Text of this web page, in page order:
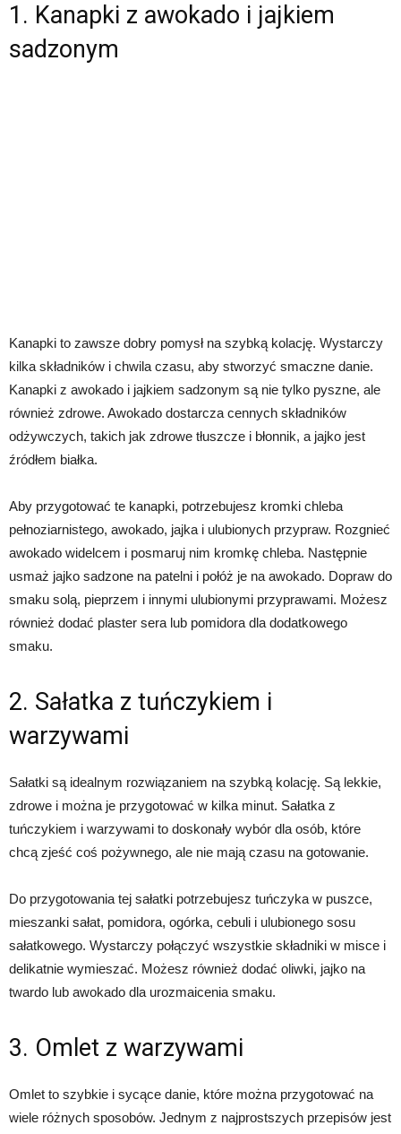
1. Kanapki z awokado i jajkiem
sadzonym
Kanapki to zawsze dobry pomysł na szybką kolację. Wystarczy
kilka składników i chwila czasu, aby stworzyć smaczne danie.
Kanapki z awokado i jajkiem sadzonym są nie tylko pyszne, ale
również zdrowe. Awokado dostarcza cennych składników
odżywczych, takich jak zdrowe tłuszcze i błonnik, a jajko jest
źródłem białka.
Aby przygotować te kanapki, potrzebujesz kromki chleba
pełnoziarnistego, awokado, jajka i ulubionych przypraw. Rozgnieć
awokado widelcem i posmaruj nim kromkę chleba. Następnie
usmaż jajko sadzone na patelni i połóż je na awokado. Dopraw do
smaku solą, pieprzem i innymi ulubionymi przyprawami. Możesz
również dodać plaster sera lub pomidora dla dodatkowego
smaku.
2. Sałatka z tuńczykiem i
warzywami
Sałatki są idealnym rozwiązaniem na szybką kolację. Są lekkie,
zdrowe i można je przygotować w kilka minut. Sałatka z
tuńczykiem i warzywami to doskonały wybór dla osób, które
chcą zjeść coś pożywnego, ale nie mają czasu na gotowanie.
Do przygotowania tej sałatki potrzebujesz tuńczyka w puszce,
mieszanki sałat, pomidora, ogórka, cebuli i ulubionego sosu
sałatkowego. Wystarczy połączyć wszystkie składniki w misce i
delikatnie wymieszać. Możesz również dodać oliwki, jajko na
twardo lub awokado dla urozmaicenia smaku.
3. Omlet z warzywami
Omlet to szybkie i sycące danie, które można przygotować na
wiele różnych sposobów. Jednym z najprostszych przepisów jest